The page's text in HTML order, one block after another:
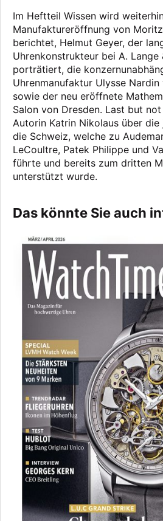
Im Heftteil Wissen wird
Manufaktureröffnung von
berichtet, Helmut Geyer, der
Uhrenkonstrukteur bei A. Lange
porträtiert, die
Uhrenmanufaktur Ulysse
sowie der neu eröffnete
Salon von Dresden. Last but
Autorin Katrin Nikolaus über die
die Schweiz, welche zu
LeCoultre, Patek Philippe und
führte und bereits zum dritten
unterstützt wurde.
Das könnte Sie auch